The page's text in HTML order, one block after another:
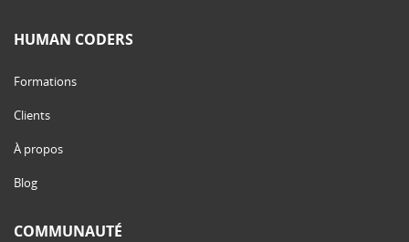
HUMAN CODERS
Formations
Clients
À propos
Blog
COMMUNAUTÉ